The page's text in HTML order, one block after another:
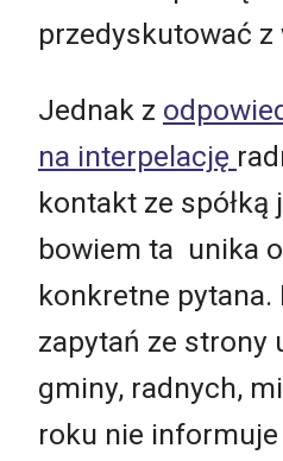
przedyskutować z
Jednak z
na interpelację
kontakt ze spółką
bowiem ta unika
konkretne
zapytań ze strony
gminy, radnych,
roku nie